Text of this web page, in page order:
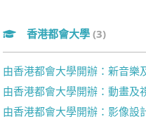
香港都會大學 (3)
由香港都會大學開辦：新音樂
由香港都會大學開辦：動畫及
由香港都會大學開辦：影像設